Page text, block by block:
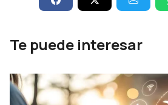
Te puede interesar